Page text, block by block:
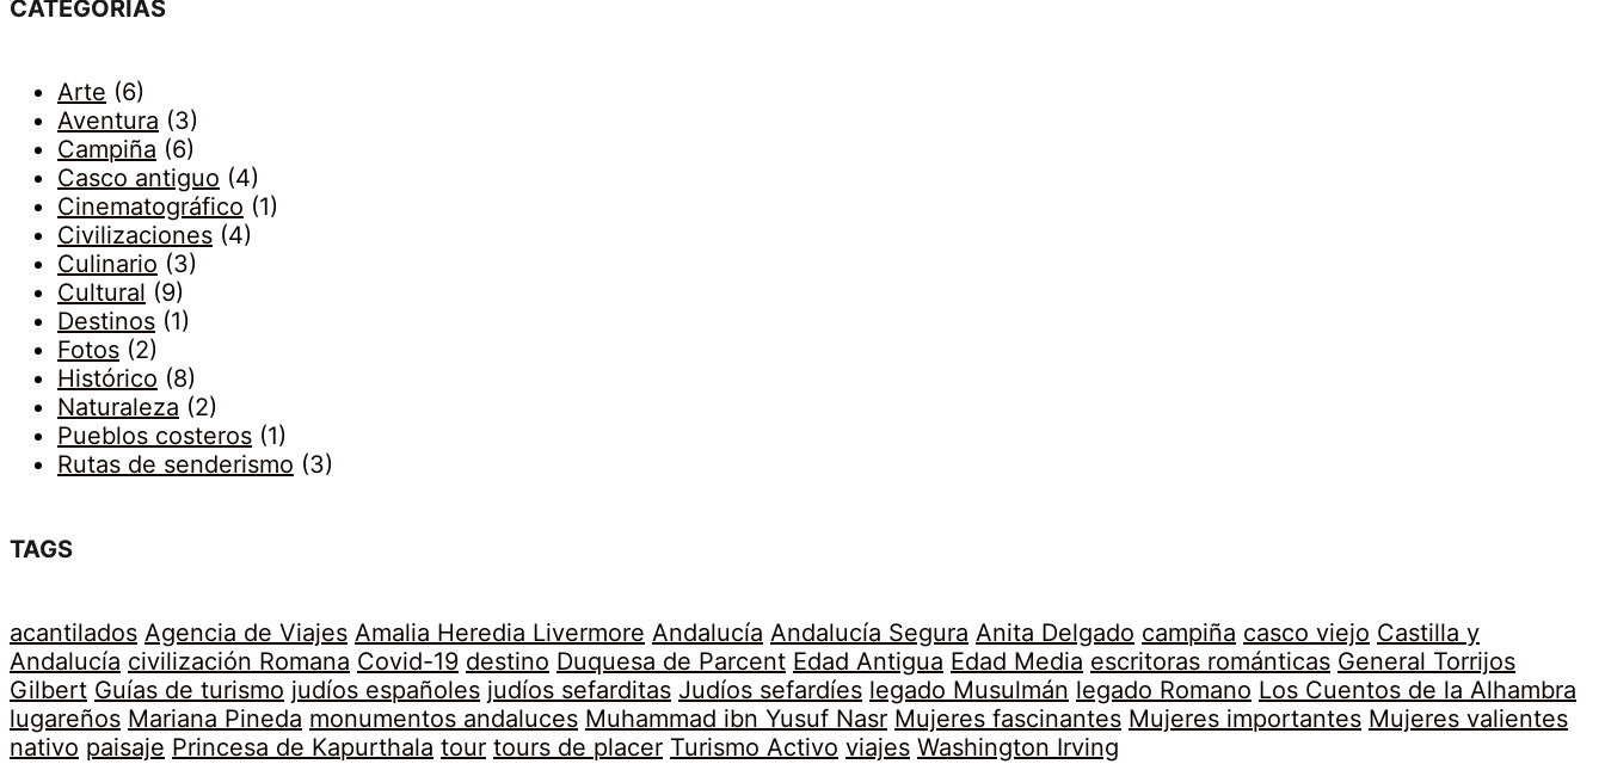
CATEGORÍAS
Arte (6)
Aventura (3)
Campiña (6)
Casco antiguo (4)
Cinematográfico (1)
Civilizaciones (4)
Culinario (3)
Cultural (9)
Destinos (1)
Fotos (2)
Histórico (8)
Naturaleza (2)
Pueblos costeros (1)
Rutas de senderismo (3)
TAGS
acantilados Agencia de Viajes Amalia Heredia Livermore Andalucía Andalucía Segura Anita Delgado campiña casco viejo Castilla y
Andalucía civilización Romana Covid-19 destino Duquesa de Parcent Edad Antigua Edad Media escritoras románticas General Torrijos
Gilbert Guías de turismo judíos españoles judíos sefarditas Judíos sefardíes legado Musulmán legado Romano Los Cuentos de la Alhambra
lugareños Mariana Pineda monumentos andaluces Muhammad ibn Yusuf Nasr Mujeres fascinantes Mujeres importantes Mujeres valientes
nativo paisaje Princesa de Kapurthala tour tours de placer Turismo Activo viajes Washington Irving